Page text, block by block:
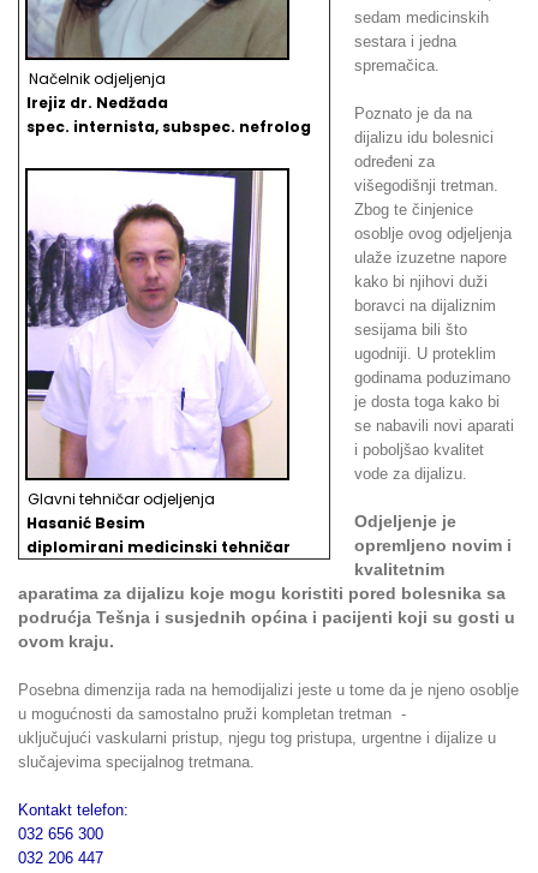
Načelnik odjeljenja
Irejiz dr. Nedžada
spec. internista, subspec. nefrolog
Glavni tehničar odjeljenja
Hasanić Besim
diplomirani medicinski tehničar
sedam medicinskih
sestara i jedna
spremačica.
Poznato je da na
dijalizu idu bolesnici
određeni za
višegodišnji tretman.
Zbog te činjenice
osoblje ovog odjeljenja
ulaže izuzetne napore
kako bi njihovi duži
boravci na dijaliznim
sesijama bili što
ugodniji. U proteklim
godinama poduzimano
je dosta toga kako bi
se nabavili novi aparati
i poboljšao kvalitet
vode za dijalizu.
Odjeljenje je
opremljeno novim i
kvalitetnim
aparatima za dijalizu koje mogu koristiti pored bolesnika sa
podrućja Tešnja i susjednih općina i pacijenti koji su gosti u
ovom kraju.
Posebna dimenzija rada na hemodijalizi jeste u tome da je njeno osoblje
u mogućnosti da samostalno pruži kompletan tretman -
uključujući vaskularni pristup, njegu tog pristupa, urgentne i dijalize u
slučajevima specijalnog tretmana.
Kontakt telefon:
032 656 300
032 206 447